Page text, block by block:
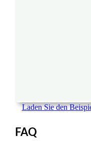
Laden Sie den
FAQ